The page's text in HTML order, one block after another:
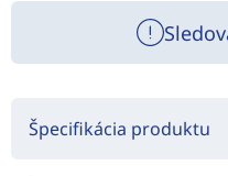
Špecifikácia produktu